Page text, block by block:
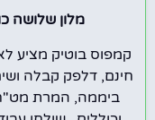
מלון שלושה
קמפוס בוטיק מציע
חינם, דלפק קבלה
ביממה, המרת מט"ח